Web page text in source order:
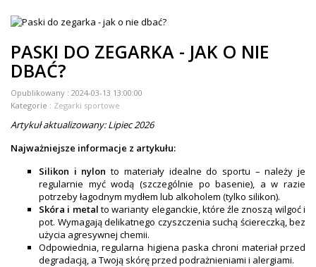
ELITE
SUUNTO
RAM MOUNTS
+
COROS
VOSTOK EUROPE ZEGARKI
VICTORINOX ZEGARKI
WENGER ZEGARKI
PASKI DO ZEGARKA - JAK O NIE
DBAĆ?
Opublikowany : 2024-03-13 13:00:00
Kategorie : Zegarki sportowe
Artykuł aktualizowany: Lipiec 2026
Najważniejsze informacje z artykułu:
Silikon i nylon to materiały idealne do sportu – należy je
regularnie myć wodą (szczególnie po basenie), a w razie
potrzeby łagodnym mydłem lub alkoholem (tylko silikon).
Skóra i metal to warianty eleganckie, które źle znoszą wilgoć i
pot. Wymagają delikatnego czyszczenia suchą ściereczką, bez
użycia agresywnej chemii.
Odpowiednia, regularna higiena paska chroni materiał przed
degradacją, a Twoją skórę przed podrażnieniami i alergiami.